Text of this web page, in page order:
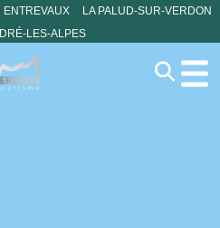
ENTREVAUX
LA PALUD-SUR-VERDON
LES-ALPES